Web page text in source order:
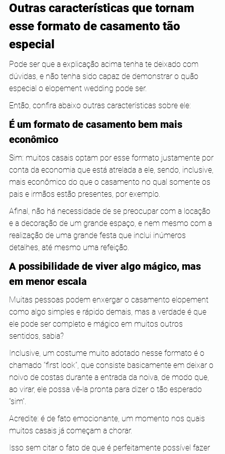
Outras características que tornam
esse formato de casamento tão
especial
Pode ser que a explicação acima tenha te deixado com
dúvidas, e não tenha sido capaz de demonstrar o quão
especial o elopement wedding pode ser.
Então, confira abaixo outras características sobre ele:
É um formato de casamento bem mais
econômico
Sim: muitos casais optam por esse formato justamente por
conta da economia que está atrelada a ele, sendo, inclusive,
mais econômico do que o casamento no qual somente os
pais e irmãos estão presentes, por exemplo.
Afinal, não há necessidade de se preocupar com a locação
e a decoração de um grande espaço, e nem mesmo com a
realização de uma grande festa que inclui inúmeros
detalhes, até mesmo uma refeição.
A possibilidade de viver algo mágico, mas
em menor escala
Muitas pessoas podem enxergar o casamento elopement
como algo simples e rápido demais, mas a verdade é que
ele pode ser completo e mágico em muitos outros
sentidos, sabia?
Inclusive, um costume muito adotado nesse formato é o
chamado “first look”, que consiste basicamente em deixar o
noivo de costas durante a entrada da noiva, de modo que,
ao virar, ele possa vê-la pronta para dizer o tão esperado
“sim”.
Acredite: é de fato emocionante, um momento nos quais
muitos casais já começam a chorar.
Isso sem citar o fato de que é perfeitamente possível fazer